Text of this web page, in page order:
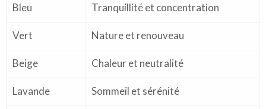
Bleu Tranquillité et concentration
Vert Nature et renouveau
Beige Chaleur et neutralité
Lavande Sommeil et sérénité